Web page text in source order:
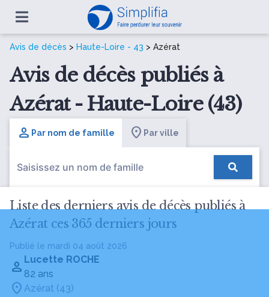
Avis de décès > Haute-Loire - 43 > Azérat
Avis de décès publiés à
Azérat - Haute-Loire (43)
Par nom de famille Par ville
Liste des derniers avis de décès publiés à
Azérat ces 365 derniers jours
Publié le mardi 04 août 2026
Lucette ROCHE
82 ans
Azérat (43)